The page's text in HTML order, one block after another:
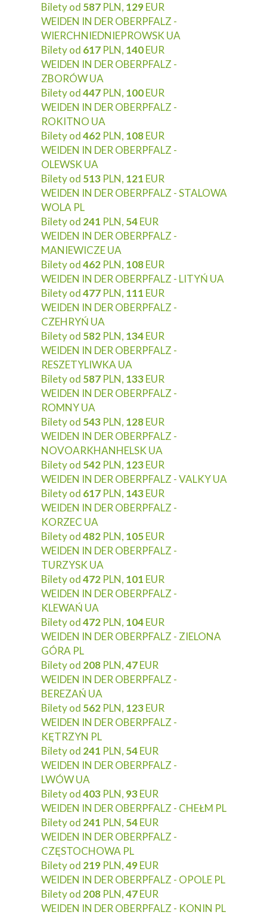
Bilety od 587 PLN, 129EUR
WEIDEN IN DER OBERPFALZ -
WIERCHNIEDNIEPROWSK UA
Bilety od 617 PLN, 140EUR
WEIDEN IN DER OBERPFALZ -
ZBORÓW UA
Bilety od447 PLN, 100EUR
WEIDEN IN DER OBERPFALZ -
ROKITNO UA
Bilety od462 PLN, 108EUR
WEIDEN IN DER OBERPFALZ -
OLEWSK UA
Bilety od 513 PLN, 121 EUR
WEIDEN IN DER OBERPFALZ - STALOWA
WOLA PL
Bilety od 241 PLN, 54EUR
WEIDEN IN DER OBERPFALZ -
MANIEWICZE UA
Bilety od462 PLN, 108EUR
WEIDEN IN DER OBERPFALZ - LITYŃ UA
Bilety od477 PLN, 111 EUR
WEIDEN IN DER OBERPFALZ -
CZEHRYŃ UA
Bilety od 582 PLN, 134EUR
WEIDEN IN DER OBERPFALZ -
RESZETYLIWKA UA
Bilety od 587 PLN, 133EUR
WEIDEN IN DER OBERPFALZ -
ROMNY UA
Bilety od 543 PLN, 128EUR
WEIDEN IN DER OBERPFALZ -
NOVOARKHANHELSK UA
Bilety od 542 PLN, 123EUR
WEIDEN IN DER OBERPFALZ - VALKY UA
Bilety od 617 PLN, 143EUR
WEIDEN IN DER OBERPFALZ -
KORZEC UA
Bilety od482 PLN, 105EUR
WEIDEN IN DER OBERPFALZ -
TURZYSK UA
Bilety od472 PLN, 101 EUR
WEIDEN IN DER OBERPFALZ -
KLEWAŃ UA
Bilety od472 PLN, 104EUR
WEIDEN IN DER OBERPFALZ - ZIELONA
GÓRA PL
Bilety od 208 PLN,47EUR
WEIDEN IN DER OBERPFALZ -
BEREZAŃ UA
Bilety od 562 PLN, 123EUR
WEIDEN IN DER OBERPFALZ -
KĘTRZYN PL
Bilety od 241 PLN, 54EUR
WEIDEN IN DER OBERPFALZ -
LWÓW UA
Bilety od403 PLN, 93EUR
WEIDEN IN DER OBERPFALZ - CHEŁM PL
Bilety od 241 PLN, 54EUR
WEIDEN IN DER OBERPFALZ -
CZĘSTOCHOWA PL
Bilety od 219 PLN,49EUR
WEIDEN IN DER OBERPFALZ - OPOLE PL
Bilety od 208 PLN,47EUR
WEIDEN IN DER OBERPFALZ - KONIN PL